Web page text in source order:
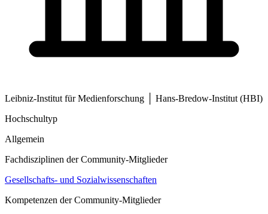
Leibniz-Institut für Medienforschung │ Hans-Bredow-Institut (HBI)
Hochschultyp
Allgemein
Fachdisziplinen der Community-Mitglieder
Gesellschafts- und Sozialwissenschaften
Kompetenzen der Community-Mitglieder